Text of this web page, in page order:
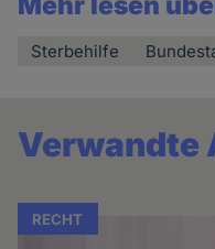
Sterbehilfe
Verwandte
RECHT